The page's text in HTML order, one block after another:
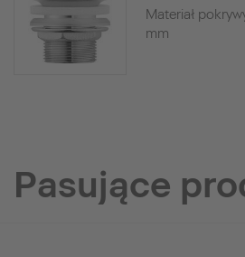
Materiał
mm
Pasujące